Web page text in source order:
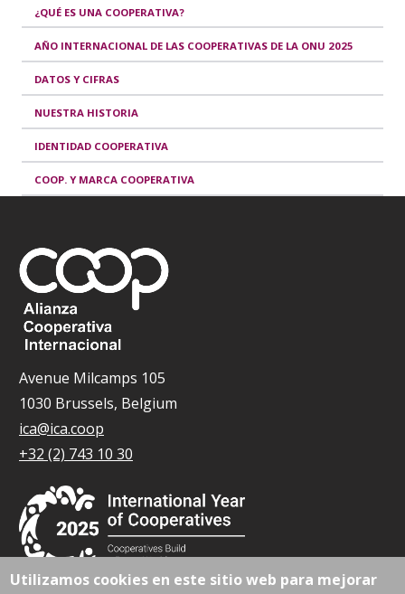
¿QUÉ ES UNA COOPERATIVA?
AÑO INTERNACIONAL DE LAS COOPERATIVAS DE LA ONU 2025
DATOS Y CIFRAS
NUESTRA HISTORIA
IDENTIDAD COOPERATIVA
COOP. Y MARCA COOPERATIVA
Avenue Milcamps 105
1030 Brussels, Belgium
ica@ica.coop
+32 (2) 743 10 30
Utilizamos cookies en este sitio web para mejorar